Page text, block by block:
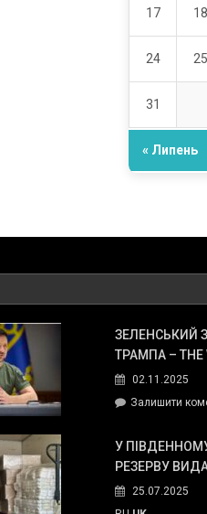
17 18
24 25
31
« Липень
ЗЕЛЕНСЬКИЙ
ТРАМПА – THE
02.11.2025
Залишити
У
РЕЗЕРВУ
25.07.2025